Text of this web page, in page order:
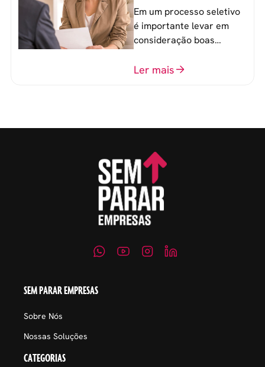
que recrutadores não
devem fazer
Em um processo seletivo
é importante levar em
consideração boas
o perfil do profissional e
Ler mais
SEM PARAR EMPRESAS
Sobre Nós
Nossas Soluções
CATEGORIAS